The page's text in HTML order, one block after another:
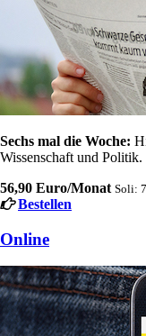
Sechs mal die Woche:
Wissenschaft und Politik.
56,90 Euro/Monat Soli:
Bestellen
Online